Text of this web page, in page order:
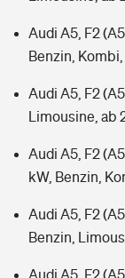
Audi A5, F2
Benzin,
Audi A5, F2
Limousine, ab
Audi A5, F2
kW, Benzin,
Audi A5, F2
Benzin,
Audi A5, F2